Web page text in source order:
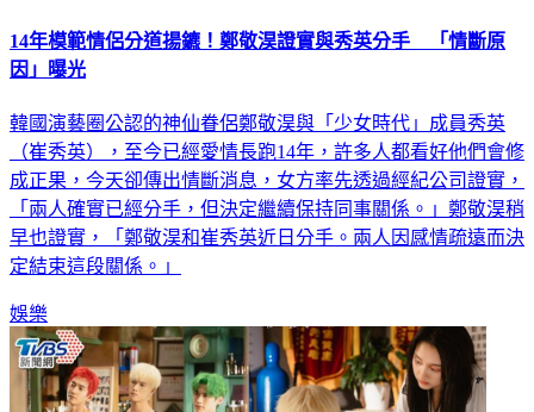
14年模範情侶分道揚鑣！鄭敬淏證實與秀英分手 「情斷原
韓國演藝圈公認的神仙眷侶鄭敬淏與「少女時代」成員秀英
（崔秀英），至今已經愛情長跑14年，許多人都看好他們會修
成正果，今天卻傳出情斷消息，女方率先透過經紀公司證實，
「兩人確實已經分手，但決定繼續保持同事關係。」鄭敬淏稍
早也證實，「鄭敬淏和崔秀英近日分手。兩人因感情疏遠而決
娛樂